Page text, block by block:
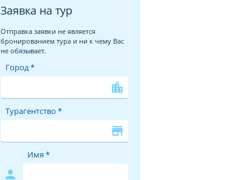
Заявка на тур
Отправка заявки не является
бронированием тура и ни к чему Вас
не обязывает.
Город *
location_city
Турагентство *
store
person
Имя *